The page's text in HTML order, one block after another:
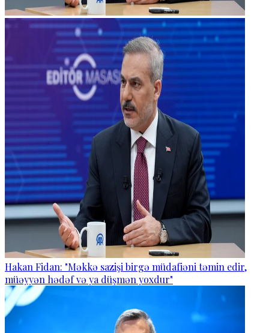
Hakan Fidan: "Məkkə sazişi birgə müdafiəni təmin edir,
müəyyən hədəf və ya düşmən yoxdur"